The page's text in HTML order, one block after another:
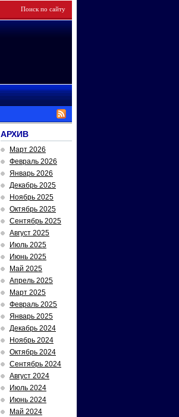
АРХИВ
Март 2026
Февраль 2026
Январь 2026
Декабрь 2025
Ноябрь 2025
Октябрь 2025
Сентябрь 2025
Август 2025
Июль 2025
Июнь 2025
Май 2025
Апрель 2025
Март 2025
Февраль 2025
Январь 2025
Декабрь 2024
Ноябрь 2024
Октябрь 2024
Сентябрь 2024
Август 2024
Июль 2024
Июнь 2024
Май 2024